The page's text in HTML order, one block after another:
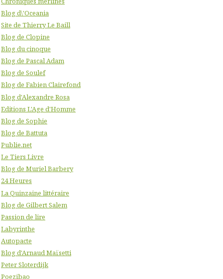
Blog d\'Oceania
Site de Thierry Le Baill
Blog de Clopine
Blog du cinoque
Blog de Pascal Adam
Blog de Soulef
Blog de Fabien Clairefond
Blog d'Alexandre Rosa
Editions L'Age d'Homme
Blog de Sophie
Blog de Battuta
Publie.net
Le Tiers Livre
Blog de Muriel Barbery
24 Heures
La Quinzaine littéraire
Blog de Gilbert Salem
Passion de lire
Labyrinthe
Autopacte
Blog d'Arnaud Maïsetti
Peter Sloterdijk
Poezibao